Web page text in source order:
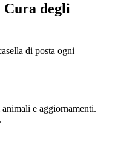
Cura degli
di posta ogni
e aggiornamenti.